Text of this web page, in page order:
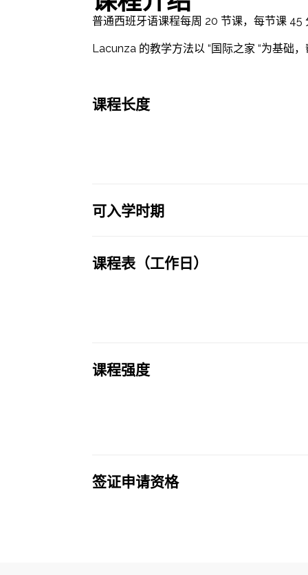
普通西班牙语课程每周 20 节课，每节课
Lacunza 的教学方法以 “国际之家 “为基础
课程长度
可入学时期
课程表（工作日）
课程强度
签证申请资格